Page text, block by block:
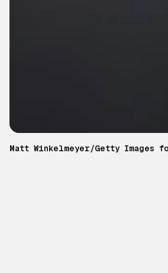
Matt Winkelmeyer/Getty Images